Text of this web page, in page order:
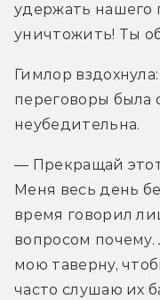
удержать нашего
уничтожить! Ты
Гимлор
переговоры была
неубедительна.
— Прекращай
Меня весь день
время говорил
вопросом
мою таверну,
часто слушаю их